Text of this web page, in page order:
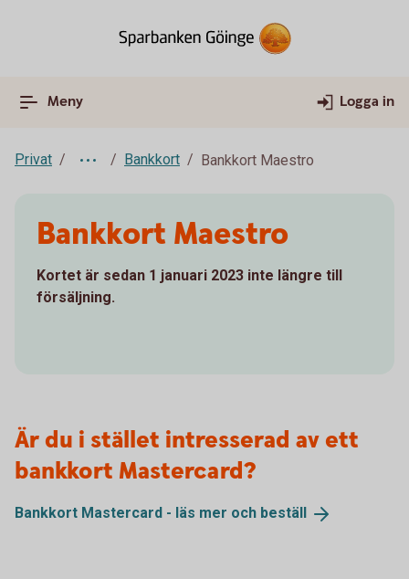
Meny Logga in
Privat Bankkort Bankkort Maestro
Bankkort Maestro
Kortet är sedan 1 januari 2023 inte längre till
försäljning.
Är du i stället intresserad av ett
bankkort Mastercard?
Bankkort Mastercard - läs mer och beställ